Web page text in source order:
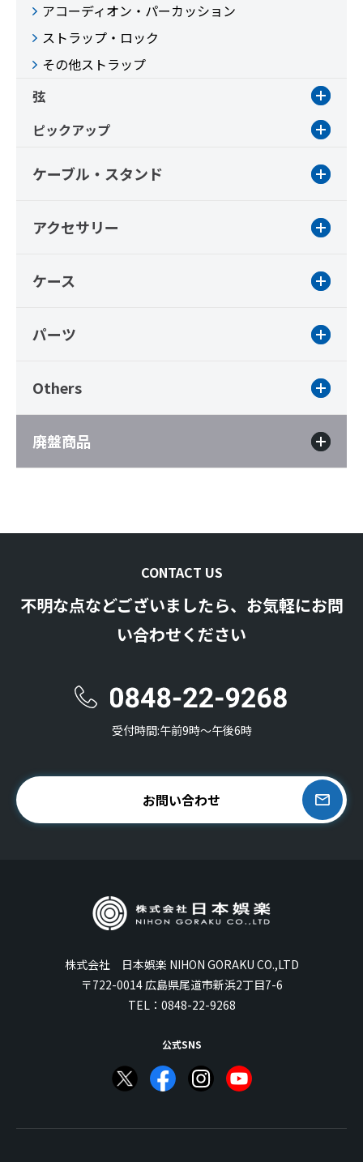
アコーディオン・パーカッション
ストラップ・ロック
その他ストラップ
弦
ピックアップ
ケーブル・スタンド
アクセサリー
ケース
パーツ
Others
廃盤商品
CONTACT US
不明な点などございましたら、お気軽にお問
い合わせください
受付時間:午前9時〜午後6時
お問い合わせ
株式会社 日本娯楽 NIHON GORAKU CO.,LTD
〒722-0014 広島県尾道市新浜2丁目7-6
TEL： 0848-22-9268
公式SNS